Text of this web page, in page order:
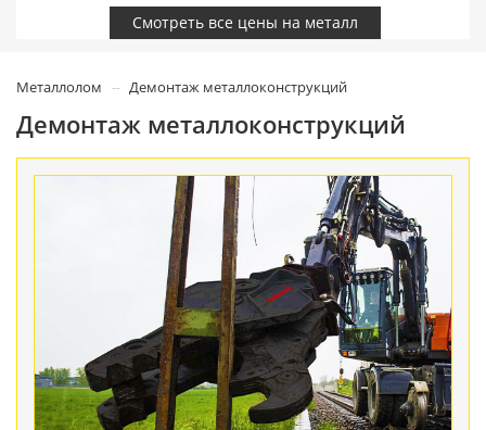
Смотреть все цены на металл
Металлолом Демонтаж металлоконструкций
Демонтаж металлоконструкций